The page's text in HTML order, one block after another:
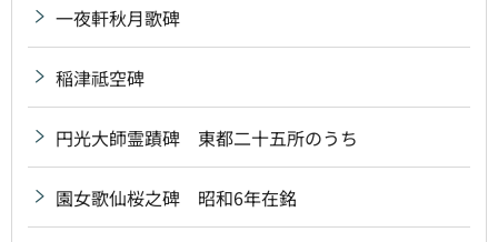
一夜軒秋月歌碑
稲津祗空碑
円光大師霊蹟碑 東都二十五所のうち
園女歌仙桜之碑 昭和6年在銘